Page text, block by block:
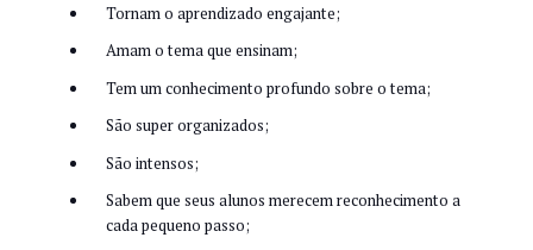
Tornam o aprendizado engajante;
Amam o tema que ensinam;
Tem um conhecimento profundo sobre o tema;
São super organizados;
São intensos;
Sabem que seus alunos merecem reconhecimento a
cada pequeno passo;